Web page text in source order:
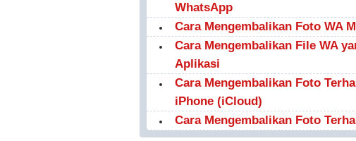
WhatsApp
Cara Mengembalikan Foto WA
Cara Mengembalikan File WA
Aplikasi
Cara Mengembalikan Foto
iPhone (iCloud)
Cara Mengembalikan Foto